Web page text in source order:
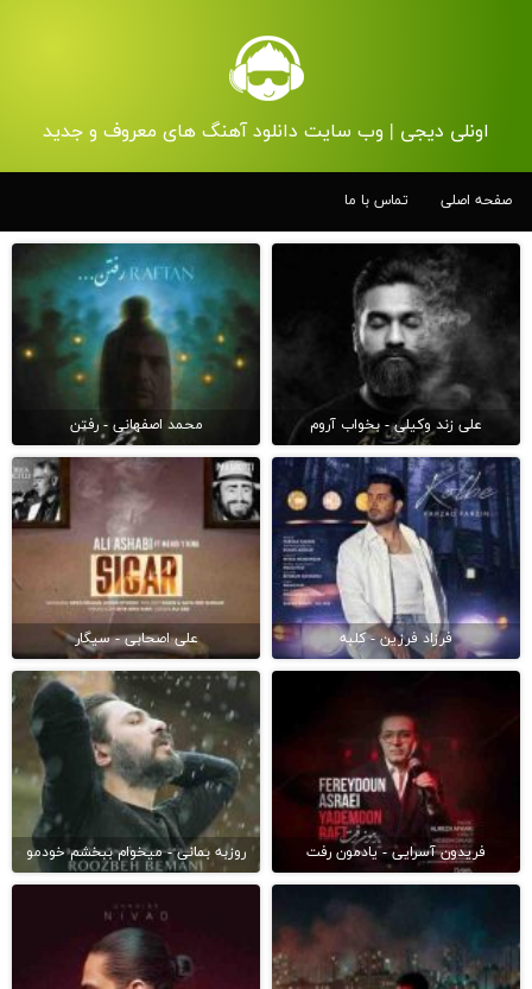
اونلی دیجی | وب سایت دانلود آهنگ های معروف و جدید
صفحه اصلی تماس با ما
علی زند وکیلی - بخواب آروم محمد اصفهانی - رفتن
فرزاد فرزین - کلبه علی اصحابی - سیگار
فریدون آسرایی - یادمون رفت روزبه بمانی - میخوام ببخشم خودمو